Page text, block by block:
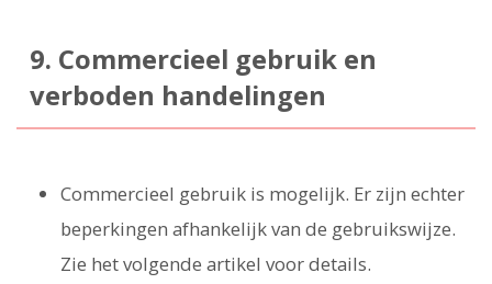
9. Commercieel gebruik en
verboden handelingen
Commercieel gebruik is mogelijk. Er zijn echter
beperkingen afhankelijk van de gebruikswijze.
Zie het volgende artikel voor details.